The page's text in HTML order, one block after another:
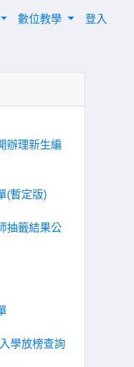
數位教學 登入
辦理新生編
(暫定版)
抽籤結果公
學放榜查詢